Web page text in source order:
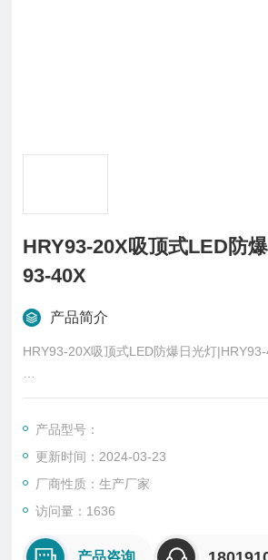
HRY93-20X吸顶式LED防
93-40X
产品简介
HRY93-20X吸顶式LED防爆日光灯
◆电源外壳采用铝合金高压压铸成型，表面
◆高纯铝型材光源腔外壳，表面氧化处理,
好，不容易粘附油污；
◆优质PC材料透明罩，光扩散技术，配光
产品型号：
更新时间：2024-03-23
厂商性质：生产厂家
访问量：1636